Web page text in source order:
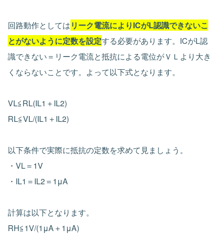
回路動作としてはリーク電流によりICがL認識できないこ
とがないように定数を設定する必要があります。ICがL認
識できない＝リーク電流と抵抗による電位がＶＬより大き
くならないことです。よって以下式となります。
VL≦RL(IL1＋IL2)
RL≦VL/(IL1＋IL2)
以下条件で実際に抵抗の定数を求めて見ましょう。
・VL＝1V
・IL1＝IL2＝1μA
計算は以下となります。
RH≦1V/(1μA＋1μA)